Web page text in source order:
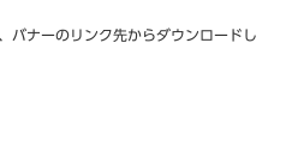
ナーのリンク先からダウンロードし